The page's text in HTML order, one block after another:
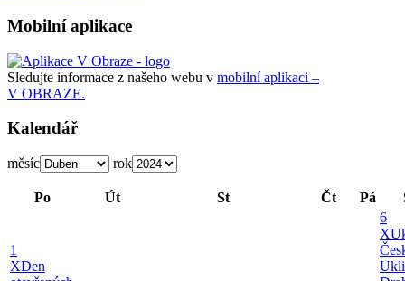
Mobilní aplikace
Sledujte informace z našeho webu v mobilní aplikaci –
V OBRAZE.
Kalendář
měsíc rok
Po Út St Čt Pá
1
XDen
6
X